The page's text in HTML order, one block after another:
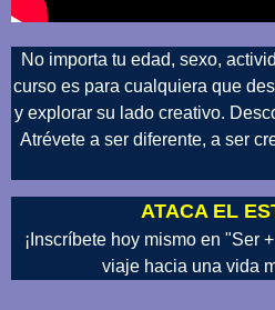
No importa tu edad, sexo,
curso es para cualquiera que
y explorar su lado creativo.
Atrévete a ser diferente, a ser
ATACA EL
¡Inscríbete hoy mismo en "Ser
viaje hacia una vida